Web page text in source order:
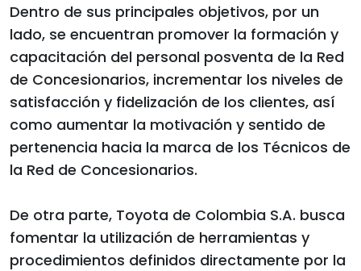
Dentro de sus principales objetivos, por un
lado, se encuentran promover la formación y
capacitación del personal posventa de la Red
de Concesionarios, incrementar los niveles de
satisfacción y fidelización de los clientes, así
como aumentar la motivación y sentido de
pertenencia hacia la marca de los Técnicos de
la Red de Concesionarios.
De otra parte, Toyota de Colombia S.A. busca
fomentar la utilización de herramientas y
procedimientos definidos directamente por la